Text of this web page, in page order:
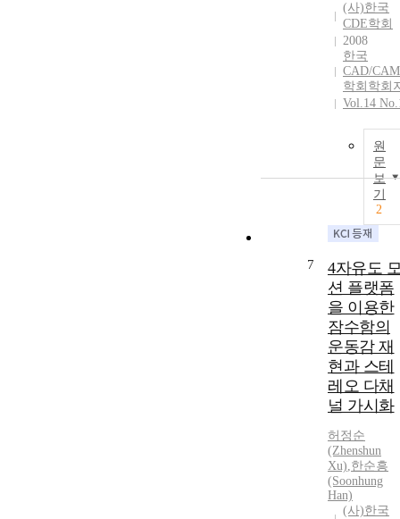
(사)한국
CDE학회
2008
한국
CAD/CAM
학회학회
Vol.14
원
문
보
기
2
7
4자유도
션 플랫폼
을 이용한
잠수함의
운동감 재
현과 스테
레오 다채
널 가시화
허정순
(Zhenshun
Xu),한순흥
(Soonhung
Han)
(사)한국